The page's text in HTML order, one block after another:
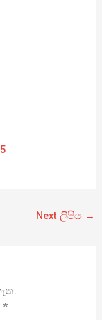
Next ලිපිය →
*